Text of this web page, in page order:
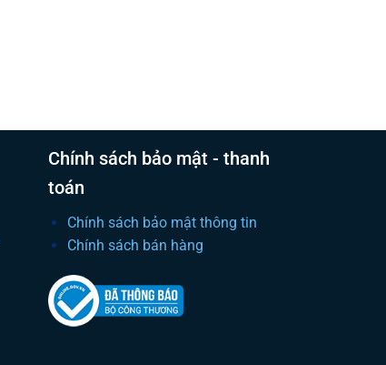
Chính sách bảo mật - thanh
toán
Chính sách bảo mật thông tin
Chính sách bán hàng